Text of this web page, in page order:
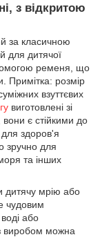
з відкритою
за класичною
для дитячої
ременя, що
Примітка: розмір
взуттєвих
виготовлені зі
вони є стійкими до
для здоров'я
зручно для
та інших
дитячу мрію або
чудовим
або
виробом можна